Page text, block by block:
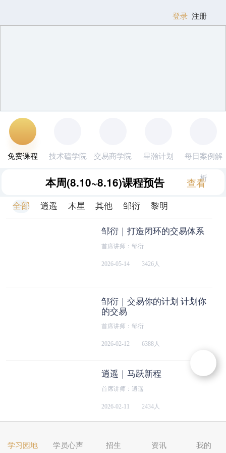
登录 注册
免费课程 技术磕学院 交易商学院 星瀚计划 每日案例解
析
本周(8.10~8.16)课程预告 查看
全部 逍遥 木星 其他 邹衍 黎明
邹衍｜打造闭环的交易体系
首席讲师：邹衍
2026-05-14 3426人
邹衍｜交易你的计划 计划你
的交易
首席讲师：邹衍
2026-02-12 6388人
逍遥｜马跃新程
首席讲师：逍遥
2026-02-11 2434人
邹衍｜拆解买点的核心逻辑
学习园地 学员心声 招生 资讯 我的